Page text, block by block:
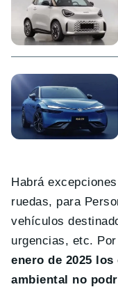
Habrá
ruedas, para
vehículos
urgencias, etc.
enero de 2025
ambiental no